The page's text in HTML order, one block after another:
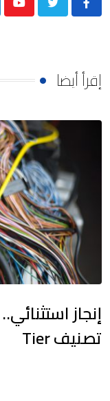
إقرأ أيضا
إنجاز
تصنيف Tier